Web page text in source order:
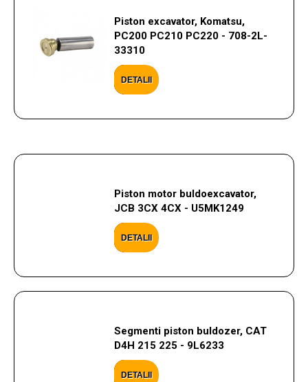
Piston excavator, Komatsu,
PC200 PC210 PC220 - 708-2L-
33310
DETALII
Piston motor buldoexcavator,
JCB 3CX 4CX - U5MK1249
DETALII
Segmenti piston buldozer, CAT
D4H 215 225 - 9L6233
DETALII